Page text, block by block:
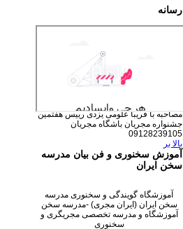
رسانه
مصاحبه با فریبا علومی یزدی رییس هفتمین
جشنواره مجریان باشگاه مجریان
09128239105
بالا بر
آموزش سخنوری و فن بیان مدرسه
سخن ایران
آموزشگاه گویندگی و سخنوری مدرسه
سخن ایران (ایران مجری) -مدرسه سخن
آموزشگاه و مدرسه تخصصی مجریگری و
سخنوری